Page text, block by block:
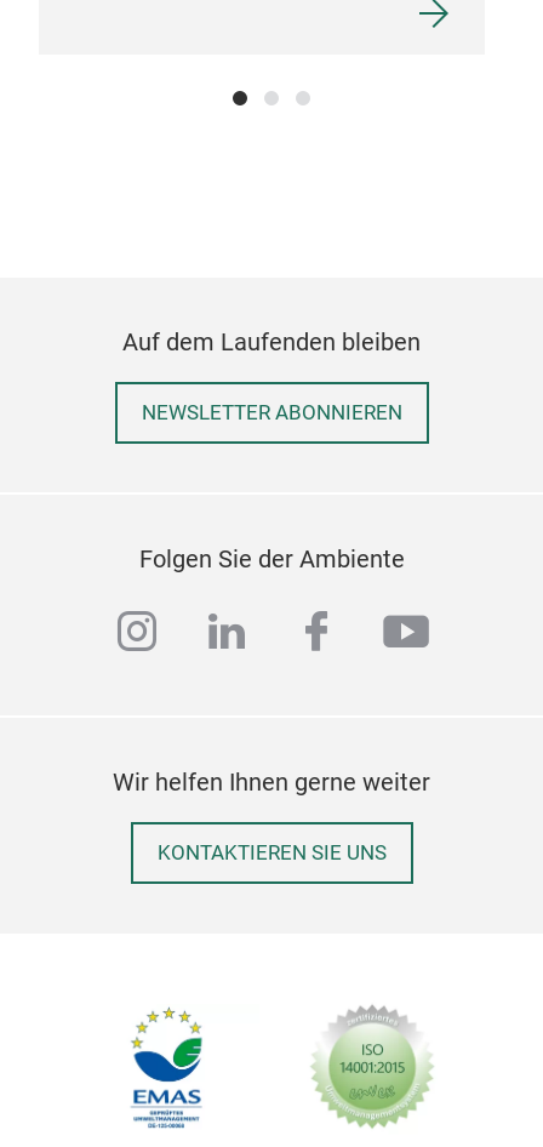
Auf dem Laufenden bleiben
NEWSLETTER ABONNIEREN
Folgen Sie der Ambiente
instagram
linkedinfacebook
Wir helfen Ihnen gerne weiter
KONTAKTIEREN SIE UNS